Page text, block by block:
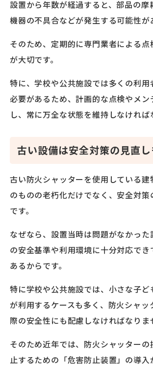
設置から年数が経過すると、部品の摩
機器の不具合などが発生する可能性が
そのため、定期的に専門業者による点
が大切です。
特に、学校や公共施設では多くの利用
必要があるため、計画的な点検やメン
し、常に万全な状態を維持しなければ
古い設備は安全対策の見直
古い防火シャッターを使用している建
のものの老朽化だけでなく、安全対策
です。
なぜなら、設置当時は問題がなかった
の安全基準や利用環境に十分対応でき
あるからです。
特に学校や公共施設では、小さな子ど
が利用するケースも多く、防火シャッ
際の安全性にも配慮しなければなりま
そのため近年では、防火シャッターの
止するための「危害防止装置」の導入